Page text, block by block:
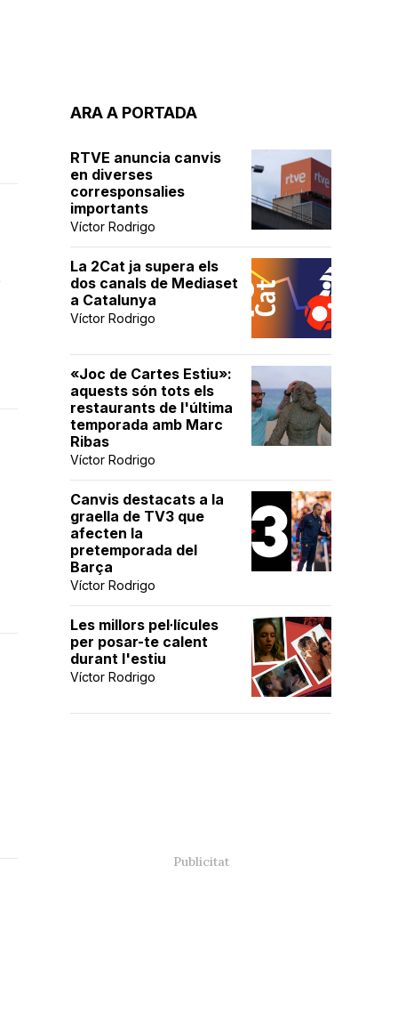
ARA A PORTADA
RTVE anuncia canvis
en diverses
corresponsalies
importants
Víctor Rodrigo
La 2Cat ja supera els
dos canals de Mediaset
a Catalunya
Víctor Rodrigo
«Joc de Cartes Estiu»:
aquests són tots els
restaurants de l'última
temporada amb Marc
Ribas
Víctor Rodrigo
Canvis destacats a la
graella de TV3 que
afecten la
pretemporada del
Barça
Víctor Rodrigo
Les millors pel·lícules
per posar-te calent
durant l'estiu
Víctor Rodrigo